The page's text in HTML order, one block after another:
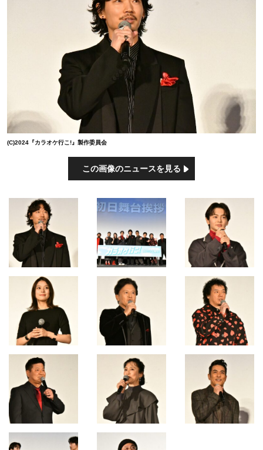
(C)2024『カラオケ行こ!』製作委員会
この画像のニュースを見る